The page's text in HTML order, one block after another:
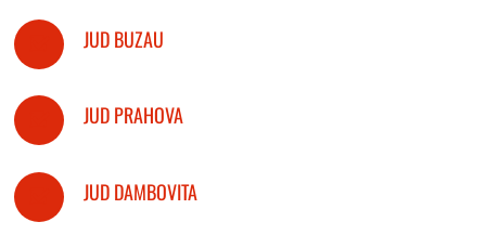
JUD BUZAU
JUD PRAHOVA
JUD DAMBOVITA